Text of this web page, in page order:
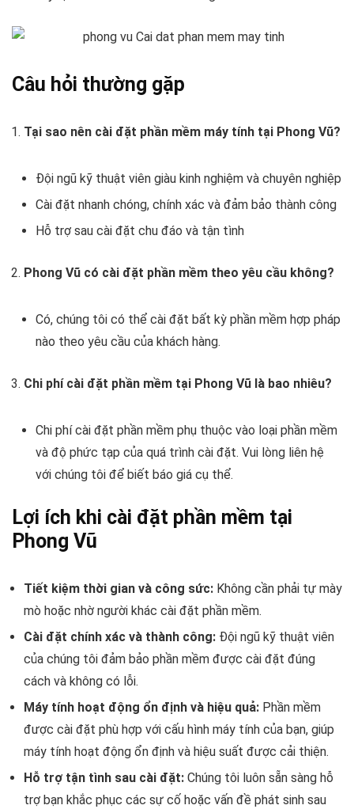
Câu hỏi thường gặp
Tại sao nên cài đặt phần mềm máy tính tại Phong Vũ?
Đội ngũ kỹ thuật viên giàu kinh nghiệm và chuyên nghiệp
Cài đặt nhanh chóng, chính xác và đảm bảo thành công
Hỗ trợ sau cài đặt chu đáo và tận tình
Phong Vũ có cài đặt phần mềm theo yêu cầu không?
Có, chúng tôi có thể cài đặt bất kỳ phần mềm hợp pháp
nào theo yêu cầu của khách hàng.
Chi phí cài đặt phần mềm tại Phong Vũ là bao nhiêu?
Chi phí cài đặt phần mềm phụ thuộc vào loại phần mềm
và độ phức tạp của quá trình cài đặt. Vui lòng liên hệ
với chúng tôi để biết báo giá cụ thể.
Lợi ích khi cài đặt phần mềm tại
Phong Vũ
Tiết kiệm thời gian và công sức: Không cần phải tự mày
mò hoặc nhờ người khác cài đặt phần mềm.
Cài đặt chính xác và thành công: Đội ngũ kỹ thuật viên
của chúng tôi đảm bảo phần mềm được cài đặt đúng
cách và không có lỗi.
Máy tính hoạt động ổn định và hiệu quả: Phần mềm
được cài đặt phù hợp với cấu hình máy tính của bạn, giúp
máy tính hoạt động ổn định và hiệu suất được cải thiện.
Hỗ trợ tận tình sau cài đặt: Chúng tôi luôn sẵn sàng hỗ
trợ bạn khắc phục các sự cố hoặc vấn đề phát sinh sau